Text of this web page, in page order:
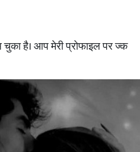
चुका है। आप मेरी प्रोफाइल पर ज्क